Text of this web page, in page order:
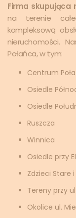
Firma skupująca
na terenie
kompleksową
nieruchomości.
Połańca, w tym:
Centrum
Osiedle
Osiedle
Ruszcza
Winnica
Osiedle przy
Zdzieci Stare
Tereny przy
Okolice ul.